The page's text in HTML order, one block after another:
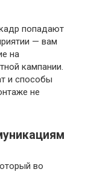
попадают
— вам
на
кампании.
и способы
не
во